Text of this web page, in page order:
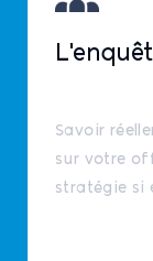
Savoir
sur votre
stratégie si